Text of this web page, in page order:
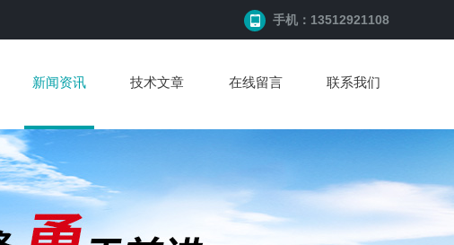
手机：13512921108
新闻资讯 技术文章 在线留言 联系我们